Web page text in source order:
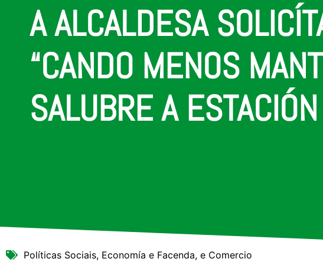
A ALCALDESA
“CANDO MENOS
SALUBRE A
Políticas Sociais, Economía e Facenda, e Comercio